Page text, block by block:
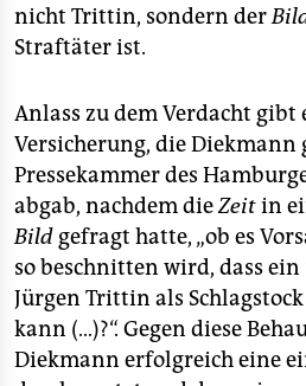
genossenschaft
epaper login
nicht Trittin, sondern der
Straftäter ist.
Anlass zu dem Verdacht gibt
Versicherung, die Diekmann
Pressekammer des
abgab, nachdem dieZeitin
Bild gefragt hatte, „ob es
so beschnitten wird, dass
Jürgen Trittin als
kann (…)?“. Gegen diese
Diekmann erfolgreich eine